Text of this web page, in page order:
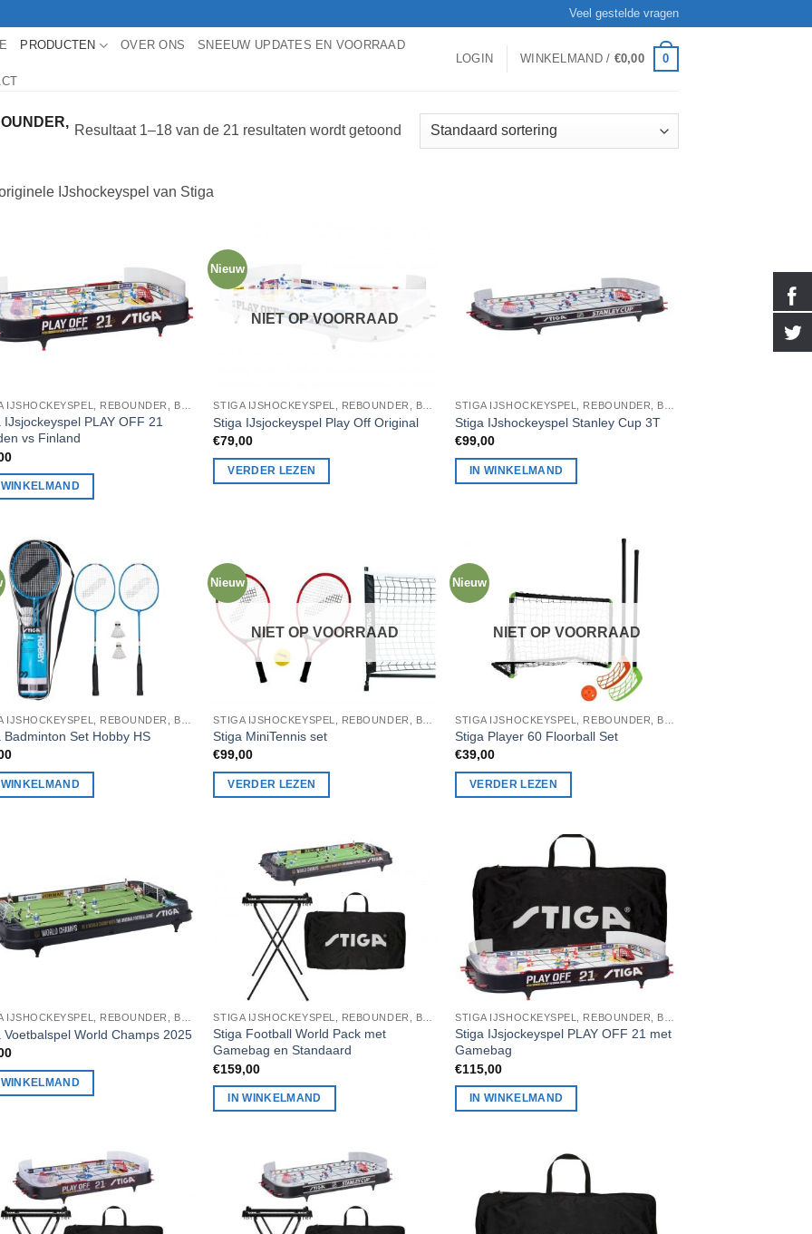
Veel gestelde vragen
PRODUCTEN OVER ONS SNEEUW UPDATES EN VOORRAAD
LOGIN WINKELMAND / €0,00 0
Resultaat 1–18 van de 21 resultaten wordt getoond
IJshockeyspel van Stiga
IJsjockeyspel PLAY OFF 21
vs Finland
WINKELMAND
Nieuw
NIET OP VOORRAAD
Stiga IJsjockeyspel Play Off Original
€79,00
VERDER LEZEN
Stiga IJshockeyspel Stanley Cup 3T
€99,00
IN WINKELMAND
Badminton Set Hobby HS
WINKELMAND
Nieuw
NIET OP VOORRAAD
Stiga MiniTennis set
€99,00
VERDER LEZEN
Nieuw
NIET OP VOORRAAD
Stiga Player 60 Floorball Set
€39,00
VERDER LEZEN
Voetbalspel World Champs 2025
WINKELMAND
Stiga Football World Pack met
Gamebag en Standaard
€159,00
IN WINKELMAND
Stiga IJsjockeyspel PLAY OFF 21 met
Gamebag
€115,00
IN WINKELMAND